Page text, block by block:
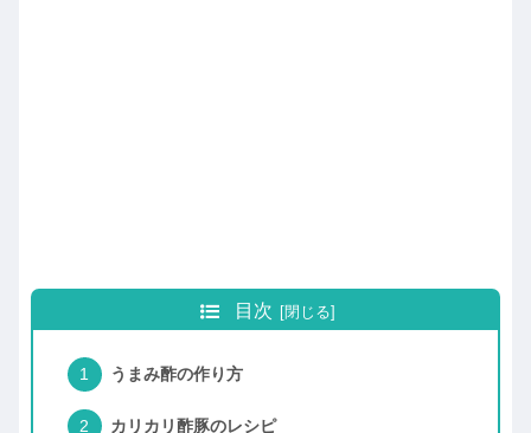
目次
うまみ酢の作り方
カリカリ酢豚のレシピ